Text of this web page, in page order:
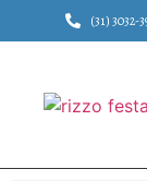
(31) 3032-